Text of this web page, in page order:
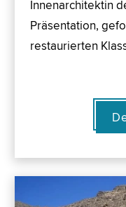
Innenarchitektin
Präsentation,
restaurierten